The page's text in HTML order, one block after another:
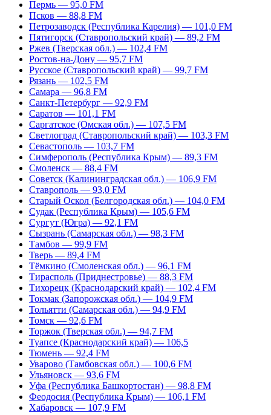
Пермь — 95,0 FM
Псков — 88,8 FM
Петрозаводск (Республика Карелия) — 101,0 FM
Пятигорск (Ставропольский край) — 89,2 FM
Ржев (Тверская обл.) — 102,4 FM
Ростов-на-Дону — 95,7 FM
Русское (Ставропольский край) — 99,7 FM
Рязань — 102,5 FM
Самара — 96,8 FM
Санкт-Петербург — 92,9 FM
Саратов — 101,1 FM
Саргатское (Омская обл.) — 107,5 FM
Светлоград (Ставропольский край) — 103,3 FM
Севастополь — 103,7 FM
Симферополь (Республика Крым) — 89,3 FM
Смоленск — 88,4 FM
Советск (Калининградская обл.) — 106,9 FM
Ставрополь — 93,0 FM
Старый Оскол (Белгородская обл.) — 104,0 FM
Судак (Республика Крым) — 105,6 FM
Сургут (Югра) — 92,1 FM
Сызрань (Самарская обл.) — 98,3 FM
Тамбов — 99,9 FM
Тверь — 89,4 FM
Тёмкино (Смоленская обл.) — 96,1 FM
Тирасполь (Приднестровье) — 88,3 FM
Тихорецк (Краснодарский край) — 102,4 FM
Токмак (Запорожская обл.) — 104,9 FM
Тольятти (Самарская обл.) — 94,9 FM
Томск — 92,6 FM
Торжок (Тверская обл.) — 94,7 FM
Туапсе (Краснодарский край) — 106,5
Тюмень — 92,4 FM
Уварово (Тамбовская обл.) — 100,6 FM
Ульяновск — 93,6 FM
Уфа (Республика Башкортостан) — 98,8 FM
Феодосия (Республика Крым) — 106,1 FM
Хабаровск — 107,9 FM